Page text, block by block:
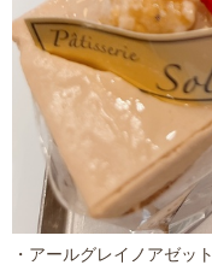
・アールグレイノアゼット